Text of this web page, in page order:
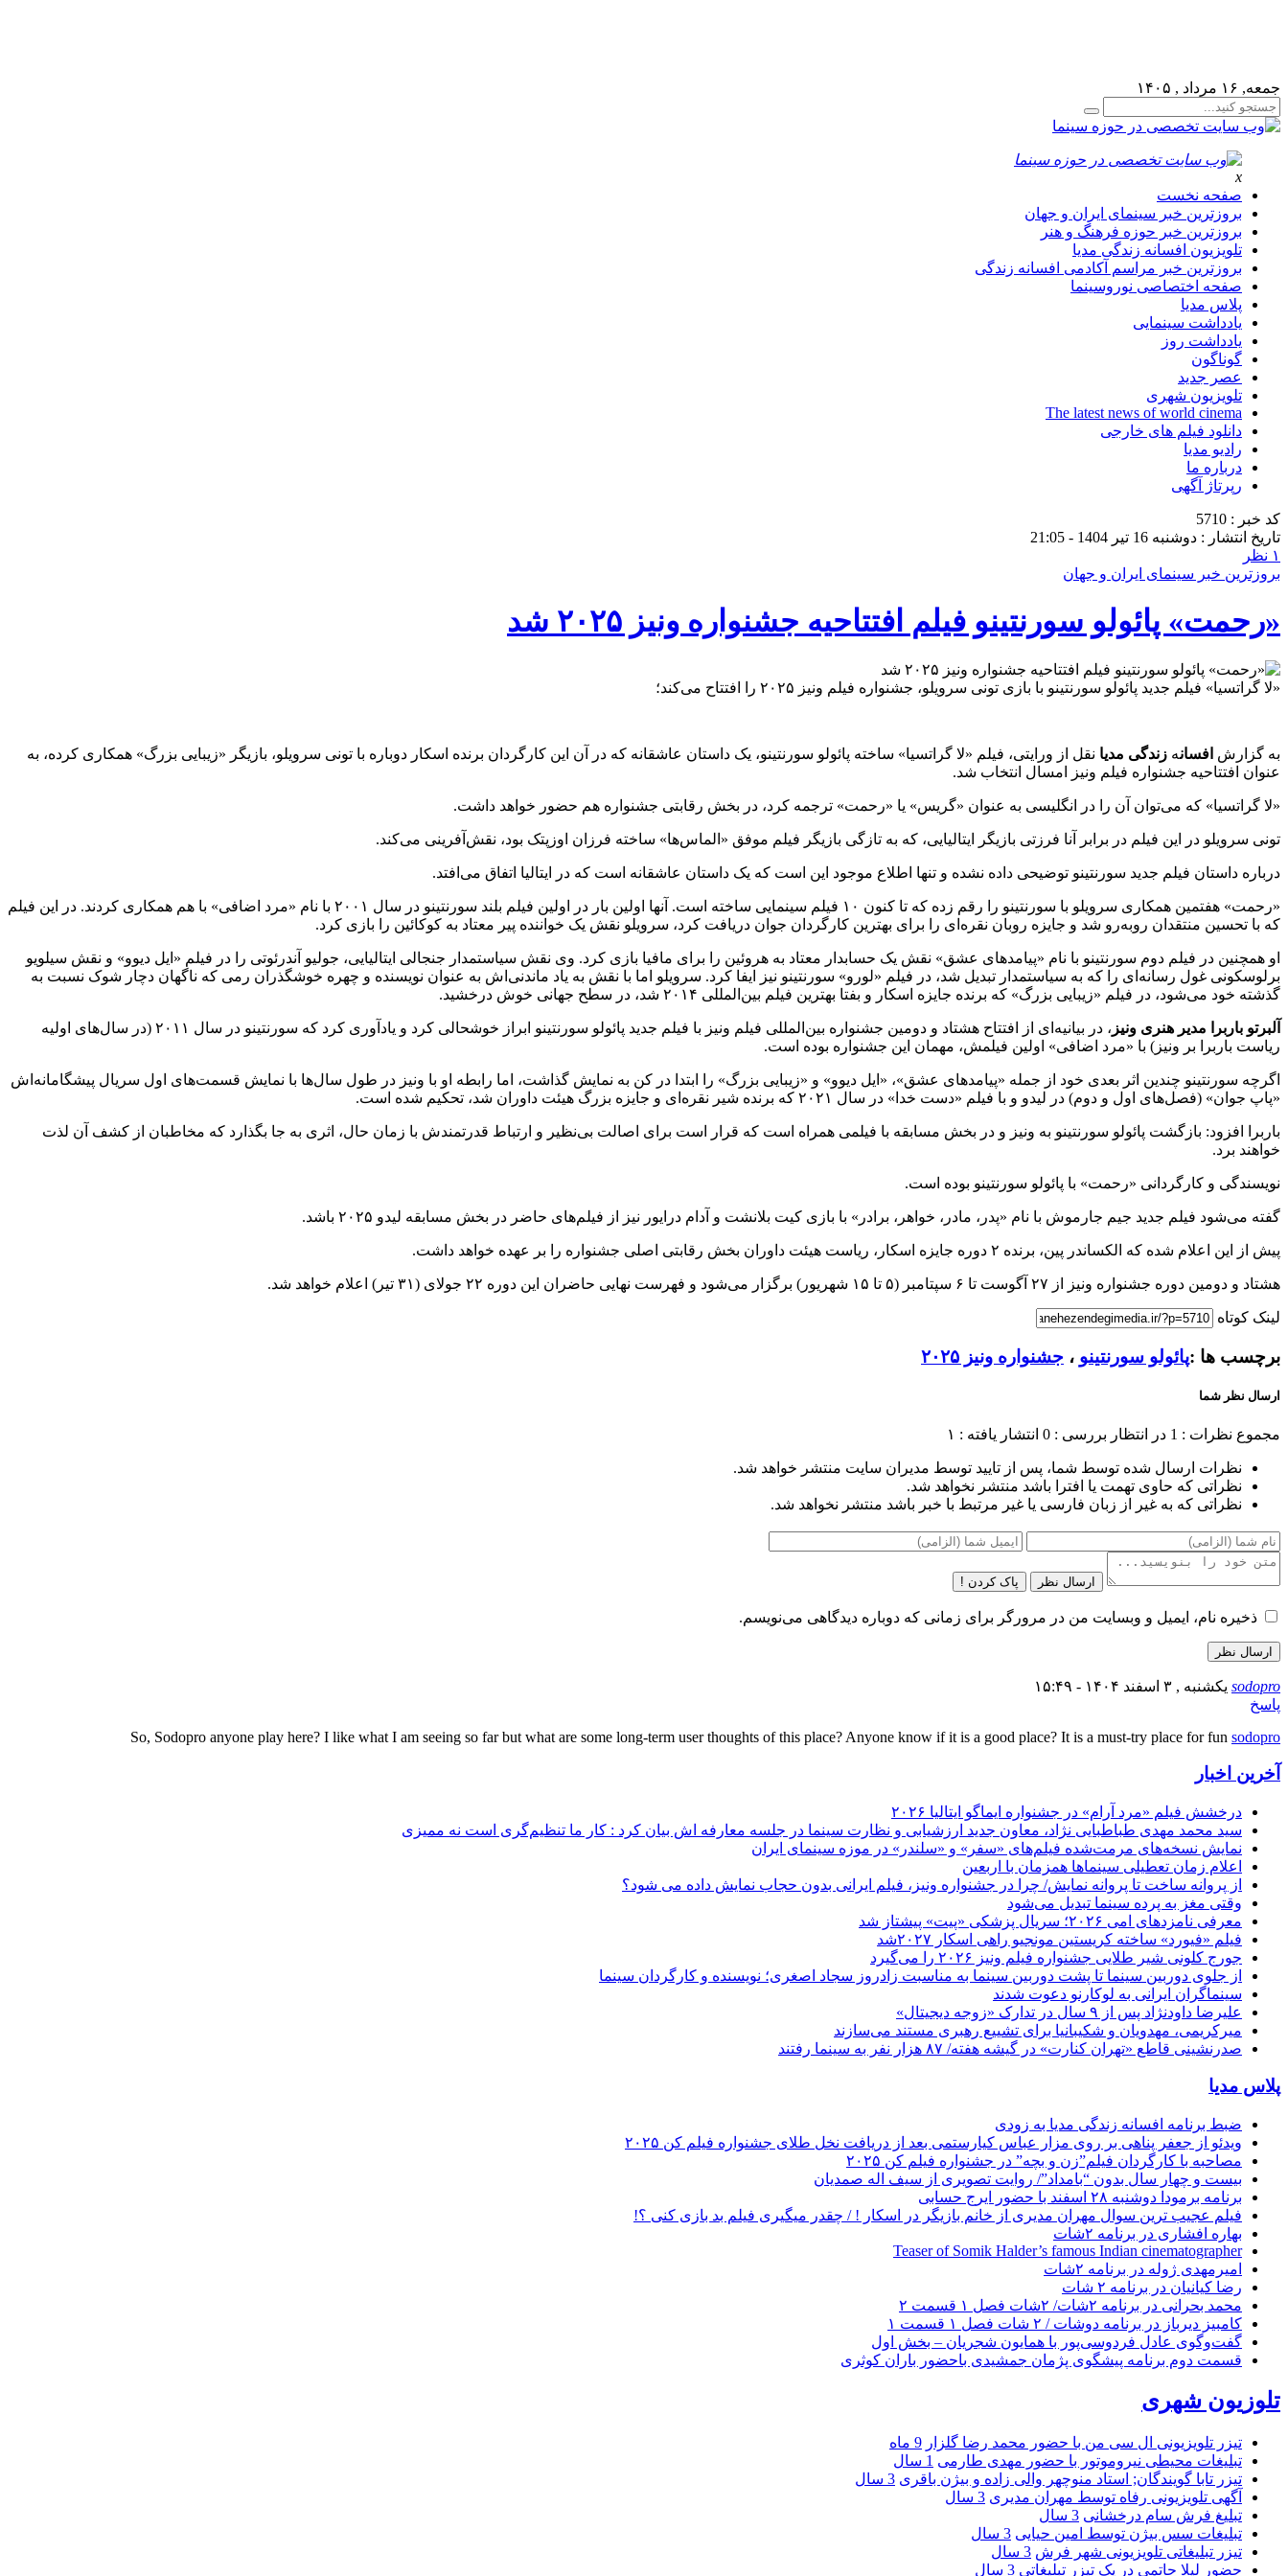
جمعه, ۱۶ مرداد , ۱۴۰۵
x
صفحه نخست
بروزترین خبر سینمای ایران و جهان
بروزترین خبر حوزه فرهنگ و هنر
تلویزیون افسانه زندگی مدیا
بروزترین خبر مراسم آکادمی افسانه زندگی
صفحه اختصاصی نوروسینما
پلاس مدیا
یادداشت سینمایی
یادداشت روز
گوناگون
عصر جدید
تلویزیون شهری
The latest news of world cinema
دانلود فیلم های خارجی
رادیو مدیا
درباره ما
رپرتاژ آگهی
کد خبر : 5710
تاریخ انتشار : دوشنبه 16 تیر 1404 - 21:05
۱ نظر
بروزترین خبر سینمای ایران و جهان
«رحمت» پائولو سورنتینو فیلم افتتاحیه جشنواره ونیز ۲۰۲۵ شد
«لا گراتسیا» فیلم جدید پائولو سورنتینو با بازی تونی سرویلو، جشنواره فیلم ونیز ۲۰۲۵ را افتتاح می‌کند؛
به گزارش افسانه زندگی مدیا نقل از ورایتی، فیلم «لا گراتسیا» ساخته پائولو سورنتینو، یک داستان عاشقانه که در آن این کارگردان برنده اسکار دوباره با تونی سرویلو، بازیگر «زیبایی بزرگ» همکاری کرده، به
عنوان افتتاحیه جشنواره فیلم ونیز امسال انتخاب شد.
«لا گراتسیا» که می‌توان آن را در انگلیسی به عنوان «گریس» یا «رحمت» ترجمه کرد، در بخش رقابتی جشنواره هم حضور خواهد داشت.
تونی سرویلو در این فیلم در برابر آنا فرزتی بازیگر ایتالیایی، که به تازگی بازیگر فیلم موفق «الماس‌ها» ساخته فرزان اوزپتک بود، نقش‌آفرینی می‌کند.
درباره داستان فیلم جدید سورنتینو توضیحی داده نشده و تنها اطلاع موجود این است که یک داستان عاشقانه است که در ایتالیا اتفاق می‌افتد.
«رحمت» هفتمین همکاری سرویلو با سورنتینو را رقم زده که تا کنون ۱۰ فیلم سینمایی ساخته است. آنها اولین بار در اولین فیلم بلند سورنتینو در سال ۲۰۰۱ با نام «مرد اضافی» با هم همکاری کردند. در این فیلم
که با تحسین منتقدان روبه‌رو شد و جایزه روبان نقره‌ای را برای بهترین کارگردان جوان دریافت کرد، سرویلو نقش یک خواننده پیر معتاد به کوکائین را بازی کرد.
او همچنین در فیلم دوم سورنتینو با نام «پیامدهای عشق» نقش یک حسابدار معتاد به هروئین را برای مافیا بازی کرد. وی نقش سیاستمدار جنجالی ایتالیایی، جولیو آندرئوتی را در فیلم «ایل دیوو» و نقش سیلویو
برلوسکونی غول رسانه‌ای را که به سیاستمدار تبدیل شد، در فیلم «لورو» سورنتینو نیز ایفا کرد. سرویلو اما با نقش به یاد ماندنی‌اش به عنوان نویسنده و چهره خوشگذران رمی که ناگهان دچار شوک نسبت به
گذشته خود می‌شود، در فیلم «زیبایی بزرگ» که برنده جایزه اسکار و بفتا بهترین فیلم بین‌المللی ۲۰۱۴ شد، در سطح جهانی خوش درخشید.
آلبرتو باربرا مدیر هنری ونیز
، در بیانیه‌ای از افتتاح هشتاد و دومین جشنواره بین‌المللی فیلم ونیز با فیلم جدید پائولو سورنتینو ابراز خوشحالی کرد و یادآوری کرد که سورنتینو در سال ۲۰۱۱ (در سال‌های اولیه
ریاست باربرا بر ونیز) با «مرد اضافی» اولین فیلمش، مهمان این جشنواره بوده است.
اگرچه سورنتینو چندین اثر بعدی خود از جمله «پیامدهای عشق»، «ایل دیوو» و «زیبایی بزرگ» را ابتدا در کن به نمایش گذاشت، اما رابطه او با ونیز در طول سال‌ها با نمایش قسمت‌های اول سریال پیشگامانه‌اش
«پاپ جوان» (فصل‌های اول و دوم) در لیدو و با فیلم «دست خدا» در سال ۲۰۲۱ که برنده شیر نقره‌ای و جایزه بزرگ هیئت داوران شد، تحکیم شده است.
باربرا افزود: بازگشت پائولو سورنتینو به ونیز و در بخش مسابقه با فیلمی همراه است که قرار است برای اصالت بی‌نظیر و ارتباط قدرتمندش با زمان حال، اثری به جا بگذارد که مخاطبان از کشف آن لذت
خواهند برد.
نویسندگی و کارگردانی «رحمت» با پائولو سورنتینو بوده است.
گفته می‌شود فیلم جدید جیم جارموش با نام «پدر، مادر، خواهر، برادر» با بازی کیت بلانشت و آدام درایور نیز از فیلم‌های حاضر در بخش مسابقه لیدو ۲۰۲۵ باشد.
پیش از این اعلام شده که الکساندر پین، برنده ۲ دوره جایزه اسکار، ریاست هیئت داوران بخش رقابتی اصلی جشنواره را بر عهده خواهد داشت.
هشتاد و دومین دوره جشنواره ونیز از ۲۷ آگوست تا ۶ سپتامبر (۵ تا ۱۵ شهریور) برگزار می‌شود و فهرست نهایی حاضران این دوره ۲۲ جولای (۳۱ تیر) اعلام خواهد شد.
لینک کوتاه
برچسب ها :پائولو سورنتینو ، جشنواره ونیز ۲۰۲۵
ارسال نظر شما
مجموع نظرات : 1 در انتظار بررسی : 0 انتشار یافته : ۱
نظرات ارسال شده توسط شما، پس از تایید توسط مدیران سایت منتشر خواهد شد.
نظراتی که حاوی تهمت یا افترا باشد منتشر نخواهد شد.
نظراتی که به غیر از زبان فارسی یا غیر مرتبط با خبر باشد منتشر نخواهد شد.
ارسال نظر پاک کردن !
ذخیره نام، ایمیل و وبسایت من در مرورگر برای زمانی که دوباره دیدگاهی می‌نویسم.
sodopro یکشنبه , ۳ اسفند ۱۴۰۴ - ۱۵:۴۹
پاسخ
So, Sodopro anyone play here? I like what I am seeing so far but what are some long-term user thoughts of this place? Anyone know if it is a good place? It is a must-try place for fun sodopro
آخرین اخبار
درخشش فیلم «مرد آرام» در جشنواره ایماگو ایتالیا ۲۰۲۶
سید محمد مهدی طباطبایی نژاد، معاون جدید ارزشیابی و نظارت سینما در جلسه معارفه اش بیان کرد : کار ما تنظیم‌گری است نه ممیزی
نمایش نسخه‌های مرمت‌شده فیلم‌های «سفر» و «سلندر» در موزه سینمای ایران
اعلام زمان تعطیلی سینماها همزمان با اربعین
از پروانه ساخت تا پروانه نمایش/ چرا در جشنواره ونیز، فیلم ایرانی بدون حجاب نمایش داده می شود؟
وقتی مغز به پرده سینما تبدیل می‌شود
معرفی نامزدهای امی ۲۰۲۶؛ سریال پزشکی «پیت» پیشتاز شد
فیلم «فیورد» ساخته کریستین مونجیو راهی اسکار ۲۰۲۷شد
جورج کلونی شیر طلایی جشنواره فیلم ونیز ۲۰۲۶ را می‌گیرد
از جلوی دوربین سینما تا پشت دوربین سینما به مناسبت زادروز سجاد اصغری؛ نویسنده و کارگردان سینما
سینماگران ایرانی به لوکارنو دعوت شدند
علیرضا داودنژاد پس از ۹ سال در تدارک «زوجه دیجیتال»
میرکریمی، مهدویان و شکیبانیا برای تشییع رهبری مستند می‌سازند
صدرنشینی قاطع «تهران کنارت» در گیشه هفته/ ۸۷ هزار نفر به سینما رفتند
پلاس مدیا
ضبط برنامه افسانه زندگی مدیا به زودی
ویدئو از جعفر پناهی بر روی مزار عباس کیارستمی بعد از دریافت نخل طلای جشنواره فیلم کن ۲۰۲۵
مصاحبه با کارگردان فیلم”زن و بچه” در جشنواره فیلم کن ۲۰۲۵
بیست و چهار سال بدون “بامداد”/ روایت تصویری از سیف اله صمدیان
برنامه برمودا دوشنبه ۲۸ اسفند با حضور ایرج حسابی
فیلم عجیب ترین سوال مهران مدیری از خانم بازیگر در اسکار ! / چقدر میگیری فیلم بد بازی کنی ؟!
بهاره افشاری در برنامه ۲شات
Teaser of Somik Halder’s famous Indian cinematographer
امیرمهدی ژوله در برنامه ۲شات
رضا کیانیان در برنامه ۲ شات
محمد بحرانی در برنامه ۲شات/ ۲شات فصل ۱ قسمت ۲
کامبیز دیرباز در برنامه دوشات / ۲ شات فصل ۱ قسمت ۱
گفت‌وگوی عادل فردوسی‌پور با همایون شجریان – بخش اول
قسمت دوم برنامه پیشگوی پژمان جمشیدی باحضور باران کوثری
تلوزیون شهری
تیزر تلویزیونی ال سی من با حضور محمد رضا گلزار 9 ماه
تبلیغات محیطی نیروموتور با حضور مهدی طارمی 1 سال
تیزر تابا گویندگان; استاد منوچهر والی زاده و بیژن باقری 3 سال
آگهی تلویزیونی رفاه توسط مهران مدیری 3 سال
تبلیغ فرش سام درخشانی 3 سال
تبلیغات سس بیژن توسط امین حیایی 3 سال
تیزر تبلیغاتی تلویزیونی شهر فرش 3 سال
حضور لیلا حاتمی در یک تیزر تبلیغاتی 3 سال